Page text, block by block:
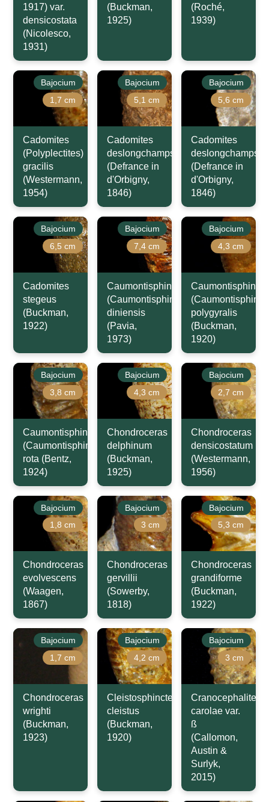
1917) var.
densicostata
(Nicolesco,
1931)
(Buckman,
1925)
(Roché,
1939)
Bajocium
1,7 cm
Cadomites
(Polyplectites)
gracilis
(Westermann,
1954)
Bajocium
5,1 cm
Cadomites
deslongchampsi
(Defrance in
d'Orbigny,
1846)
Bajocium
5,6 cm
Cadomites
deslongchampsi
(Defrance in
d'Orbigny,
1846)
Bajocium
6,5 cm
Cadomites
stegeus
(Buckman,
1922)
Bajocium
7,4 cm
Caumontisphinctes
(Caumontisphinctes)
diniensis
(Pavia,
1973)
Bajocium
4,3 cm
polygyralis
(Buckman,
1920)
Bajocium
3,8 cm
Caumontisphinctes
(Caumontisphinctes)
rota (Bentz,
1924)
Bajocium
4,3 cm
Chondroceras
delphinum
(Buckman,
1925)
Bajocium
2,7 cm
Chondroceras
densicostatum
(Westermann,
1956)
Bajocium
1,8 cm
Chondroceras
evolvescens
(Waagen,
1867)
Bajocium
3 cm
Chondroceras
gervillii
(Sowerby,
1818)
Bajocium
5,3 cm
Chondroceras
grandiforme
(Buckman,
1922)
Bajocium
1,7 cm
Chondroceras
wrighti
(Buckman,
1923)
Bajocium
4,2 cm
Cleistosphinctes
cleistus
(Buckman,
1920)
Bajocium
3 cm
Cranocephalites
carolae var.
ß
(Callomon,
Austin &
Surlyk,
2015)